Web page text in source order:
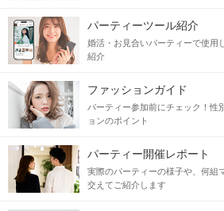
パーティーツール紹介
婚活・お見合いパーティーで使用
紹介
ファッションガイド
パーティー参加前にチェック！性
ョンのポイント
パーティー開催レポート
実際のパーティーの様子や、何組
交えてご紹介します